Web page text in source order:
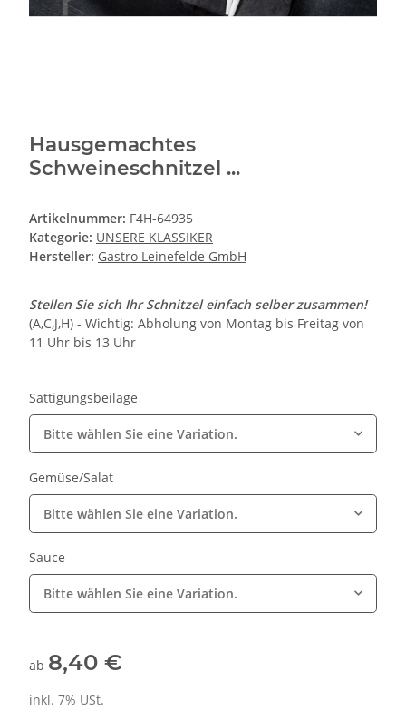
Hausgemachtes
Schweineschnitzel ...
Artikelnummer: F4H-64935
Kategorie: UNSERE KLASSIKER
Hersteller: Gastro Leinefelde GmbH
Stellen Sie sich Ihr Schnitzel einfach selber zusammen!
(A,C,J,H) - Wichtig: Abholung von Montag bis Freitag von
11 Uhr bis 13 Uhr
Sättigungsbeilage
Bitte wählen Sie eine Variation.
Gemüse/Salat
Bitte wählen Sie eine Variation.
Sauce
Bitte wählen Sie eine Variation.
ab 8,40 €
inkl. 7% USt.